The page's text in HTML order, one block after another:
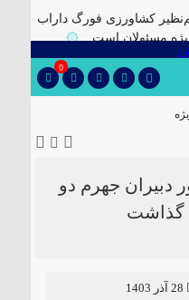
کشاورزی فورگ داراب
مسئولان است
۞
تودیع و معارفه بخشداران
با حضور مدیرکل سیاسی
در مسیر یونسکو/تدوین
راه ۵ ساله برای بازشناسی هویت
ریزش آوار در معدن منگنز
0
دبیران جهرم دو
گذاشت